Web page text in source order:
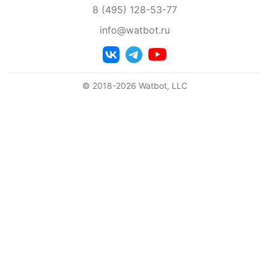
8 (495) 128-53-77
info@watbot.ru
© 2018-2026 Watbot, LLC